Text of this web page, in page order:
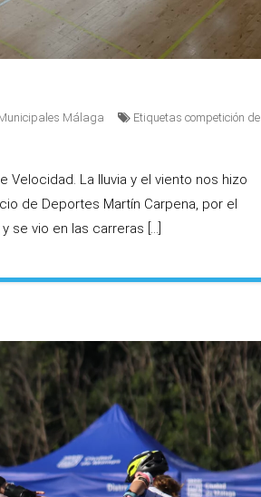
Málaga Etiquetas competición de
Velocidad. La lluvia y el viento nos hizo
de Deportes Martín Carpena, por el
se vio en las carreras […]